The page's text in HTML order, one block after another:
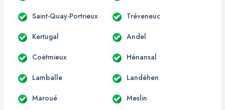
Saint-Quay-Portrieux Tréveneuc
Kertugal Andel
Coëtmieux Hénansal
Lamballe Landéhen
Maroué Meslin